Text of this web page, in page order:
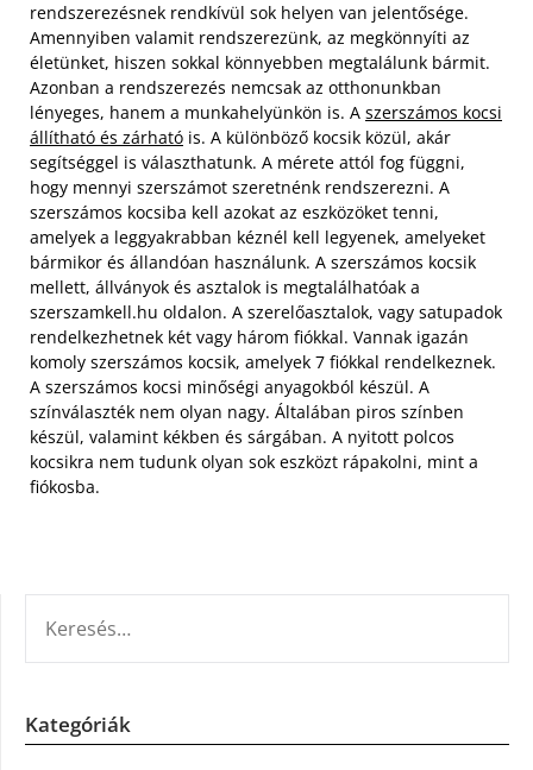
rendszerezésnek rendkívül sok helyen van jelentősége.
Amennyiben valamit rendszerezünk, az megkönnyíti az
életünket, hiszen sokkal könnyebben megtalálunk bármit.
Azonban a rendszerezés nemcsak az otthonunkban
lényeges, hanem a munkahelyünkön is. A szerszámos kocsi
állítható és zárható is. A különböző kocsik közül, akár
segítséggel is választhatunk. A mérete attól fog függni,
hogy mennyi szerszámot szeretnénk rendszerezni. A
szerszámos kocsiba kell azokat az eszközöket tenni,
amelyek a leggyakrabban kéznél kell legyenek, amelyeket
bármikor és állandóan használunk. A szerszámos kocsik
mellett, állványok és asztalok is megtalálhatóak a
szerszamkell.hu oldalon. A szerelőasztalok, vagy satupadok
rendelkezhetnek két vagy három fiókkal. Vannak igazán
komoly szerszámos kocsik, amelyek 7 fiókkal rendelkeznek.
A szerszámos kocsi minőségi anyagokból készül. A
színválaszték nem olyan nagy. Általában piros színben
készül, valamint kékben és sárgában. A nyitott polcos
kocsikra nem tudunk olyan sok eszközt rápakolni, mint a
fiókosba.
Kategóriák